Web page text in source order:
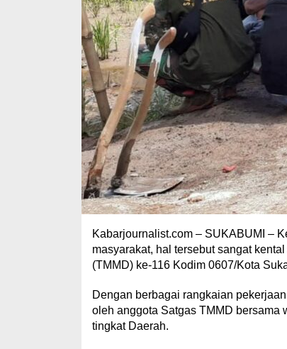
Kabarjournalist.com – SUKABUMI –
masyarakat, hal tersebut sangat
(TMMD) ke-116 Kodim 0607/Kota
Dengan berbagai rangkaian
oleh anggota Satgas TMMD bersama
tingkat Daerah.